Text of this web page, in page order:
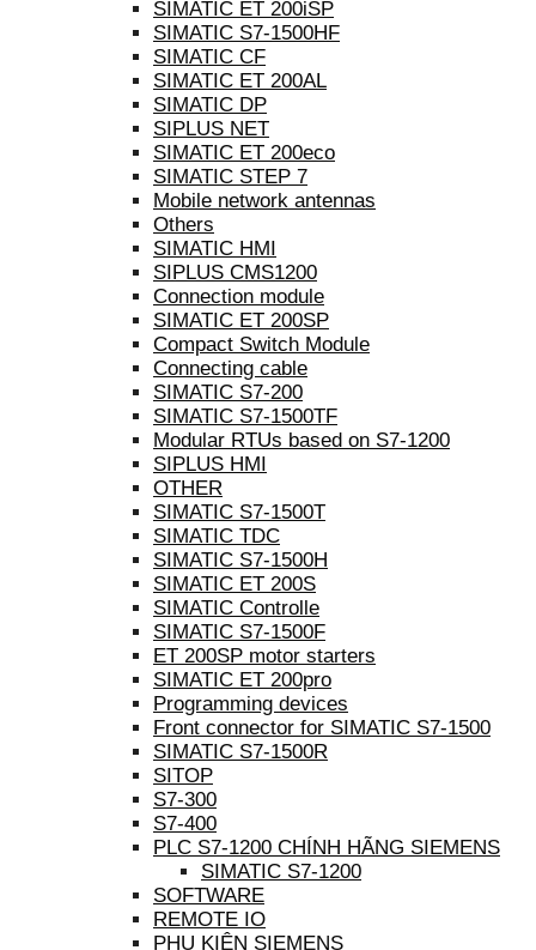
SIMATIC ET 200iSP
SIMATIC S7-1500HF
SIMATIC CF
SIMATIC ET 200AL
SIMATIC DP
SIPLUS NET
SIMATIC ET 200eco
SIMATIC STEP 7
Mobile network antennas
Others
SIMATIC HMI
SIPLUS CMS1200
Connection module
SIMATIC ET 200SP
Compact Switch Module
Connecting cable
SIMATIC S7-200
SIMATIC S7-1500TF
Modular RTUs based on S7-1200
SIPLUS HMI
OTHER
SIMATIC S7-1500T
SIMATIC TDC
SIMATIC S7-1500H
SIMATIC ET 200S
SIMATIC Controlle
SIMATIC S7-1500F
ET 200SP motor starters
SIMATIC ET 200pro
Programming devices
Front connector for SIMATIC S7-1500
SIMATIC S7-1500R
SITOP
S7-300
S7-400
PLC S7-1200 CHÍNH HÃNG SIEMENS
SIMATIC S7-1200
SOFTWARE
REMOTE IO
PHỤ KIỆN SIEMENS